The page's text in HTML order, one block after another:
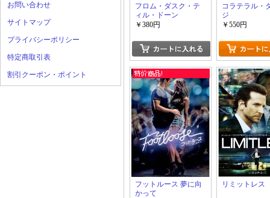
お問い合わせ
サイトマップ
プライバシーポリシー
特定商取引表
割引クーポン・ポイント
フロム・ダスク・テ
ィル・ドーン
￥380円
コラテラル・
ジ
￥550円
フットルース 夢に向
かって
リミットレス